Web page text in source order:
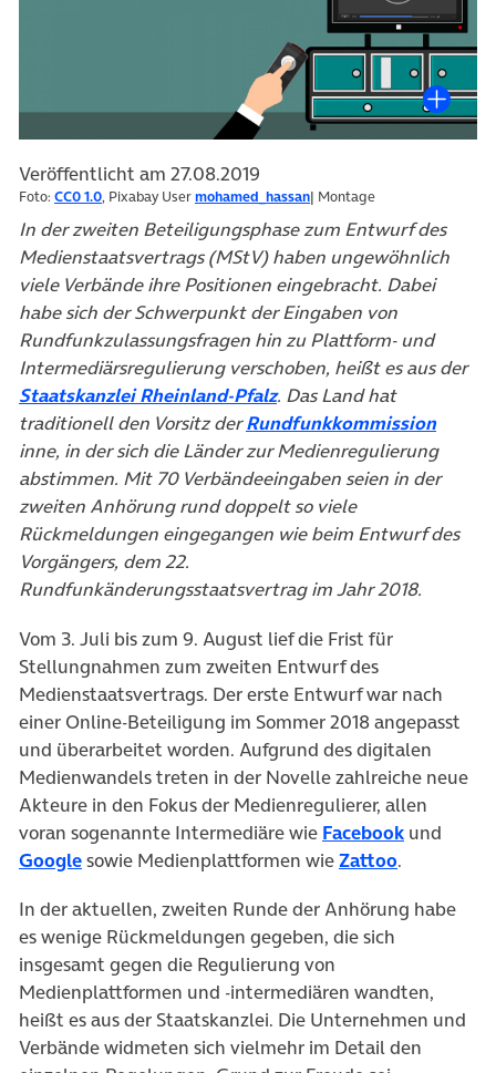
Veröffentlicht am 27.08.2019
Foto: CC0 1.0, Pixabay Usermohamed_hassan| Montage
In der zweiten Beteiligungsphase zum Entwurf des
Medienstaatsvertrags (MStV) haben ungewöhnlich
viele Verbände ihre Positionen eingebracht. Dabei
habe sich der Schwerpunkt der Eingaben von
Rundfunkzulassungsfragen hin zu Plattform- und
Intermediärsregulierung verschoben, heißt es aus der
Staatskanzlei Rheinland-Pfalz(öffnet in neuem Tab)
. Das Land hat
traditionell den Vorsitz derRundfunkkommission(öffnet
inne, in der sich die Länder zur Medienregulierung
abstimmen. Mit 70 Verbändeeingaben seien in der
zweiten Anhörung rund doppelt so viele
Rückmeldungen eingegangen wie beim Entwurf des
Vorgängers, dem 22.
Rundfunkänderungsstaatsvertrag im Jahr 2018.
Vom 3. Juli bis zum 9. August lief die Frist für
Stellungnahmen zum zweiten Entwurf des
Medienstaatsvertrags. Der erste Entwurf war nach
einer Online-Beteiligung im Sommer 2018 angepasst
und überarbeitet worden. Aufgrund des digitalen
Medienwandels treten in der Novelle zahlreiche neue
Akteure in den Fokus der Medienregulierer, allen
voran sogenannte Intermediäre wie Facebook(öffnet in
und
Google(öffnet in neuem Tab)
sowie Medienplattformen wieZattoo(öffnet in
.
In der aktuellen, zweiten Runde der Anhörung habe
es wenige Rückmeldungen gegeben, die sich
insgesamt gegen die Regulierung von
Medienplattformen und -intermediären wandten,
heißt es aus der Staatskanzlei. Die Unternehmen und
Verbände widmeten sich vielmehr im Detail den